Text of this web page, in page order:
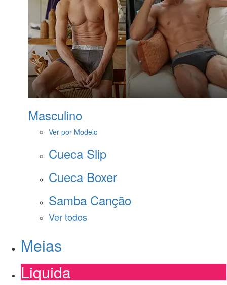
Masculino
Ver por Modelo
Cueca Slip
Cueca Boxer
Samba Canção
Ver todos
Meias
Liquida